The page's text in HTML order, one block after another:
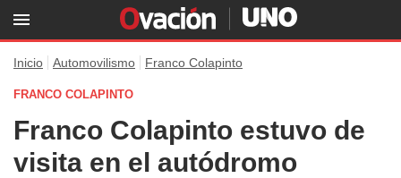
Inicio Automovilismo Franco Colapinto
FRANCO COLAPINTO
Franco Colapinto estuvo de
visita en el autódromo